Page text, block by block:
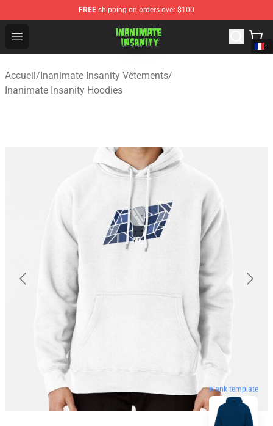
FREE shipping on orders over $100
Open menu
Inanimate Insanity Store - Official Inanimate Insanity
Accueil/Inanimate Insanity Vêtements/
Inanimate Insanity Hoodies
blank template